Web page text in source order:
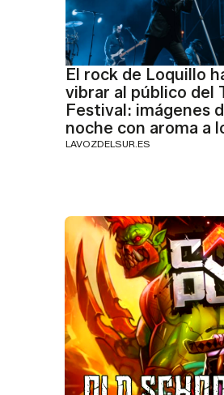
El rock de Loquillo
vibrar al público del
Festival: imágenes
noche con aroma a
LAVOZDELSUR.ES